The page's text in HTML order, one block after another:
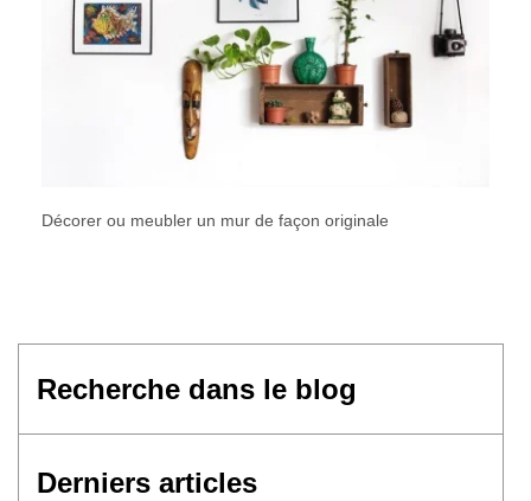
Décorer ou meubler un mur de façon originale
Derniers articles